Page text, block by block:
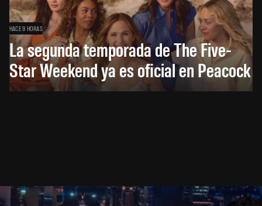
HACE 9 HORAS
La segunda temporada de The Five-
Star Weekend ya es oficial en Peacock